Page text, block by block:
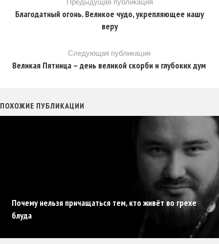
Предыдущая публикация
Благодатный огонь. Великое чудо, укрепляющее нашу
веру
Следующая публикация
Великая Пятница – день великой скорби и глубоких дум
ПОХОЖИЕ ПУБЛИКАЦИИ
Почему нельзя причащаться тем, кто живёт во грехе
блуда